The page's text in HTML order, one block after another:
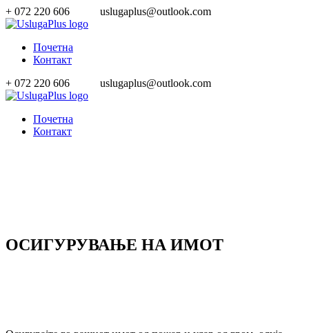
+ 072 220 606 uslugaplus@outlook.com
Почетна
Контакт
+ 072 220 606
uslugaplus@outlook.com
Почетна
Контакт
ОСИГУРУВАЊЕ НА ИМОТ